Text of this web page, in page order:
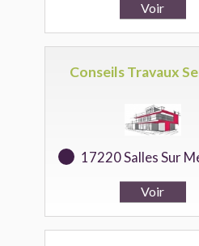
Conseils Travaux
17220 Salles Sur